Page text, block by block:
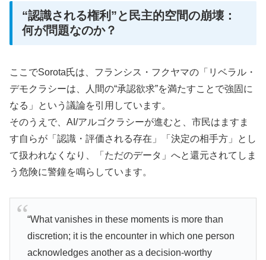
“認識される権利”と民主的空間の崩壊：
何が問題なのか？
ここでSorota氏は、フランシス・フクヤマの「リベラル・
デモクラシーは、人間の“承認欲求”を満たすことで強固に
なる」という議論を引用しています。
そのうえで、AI/アルゴクラシーが進むと、市民はますま
す自らが「認識・評価される存在」「決定の相手方」とし
て扱われなくなり、「ただのデータ」へと還元されてしま
う危険に警鐘を鳴らしています。
“What vanishes in these moments is more than
discretion; it is the encounter in which one person
acknowledges another as a decision-worthy